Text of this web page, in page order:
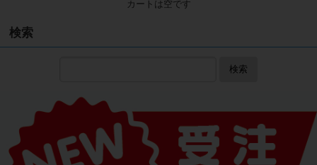
カートは空です
検索
検索